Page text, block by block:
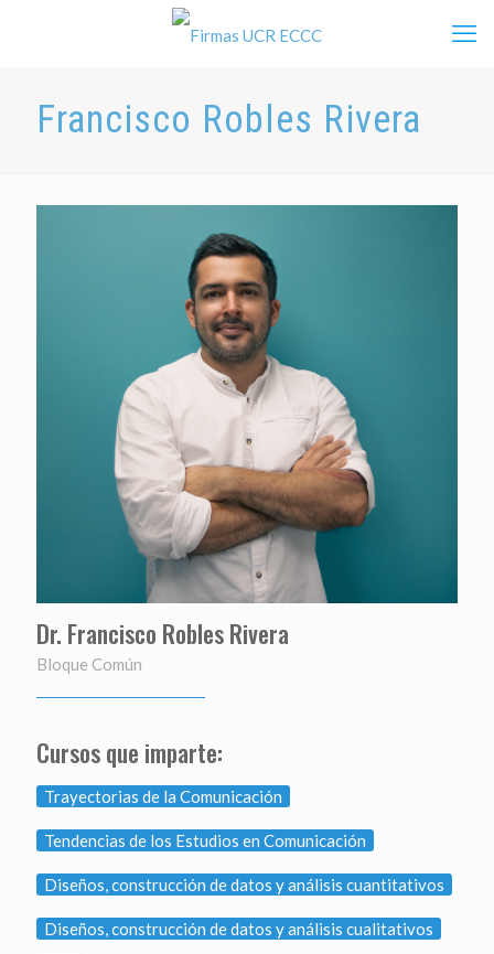
Francisco Robles Rivera
Dr. Francisco Robles Rivera
Bloque Común
Cursos que imparte:
Trayectorias de la Comunicación
Tendencias de los Estudios en Comunicación
Diseños, construcción de datos y análisis cuantitativos
Diseños, construcción de datos y análisis cualitativos